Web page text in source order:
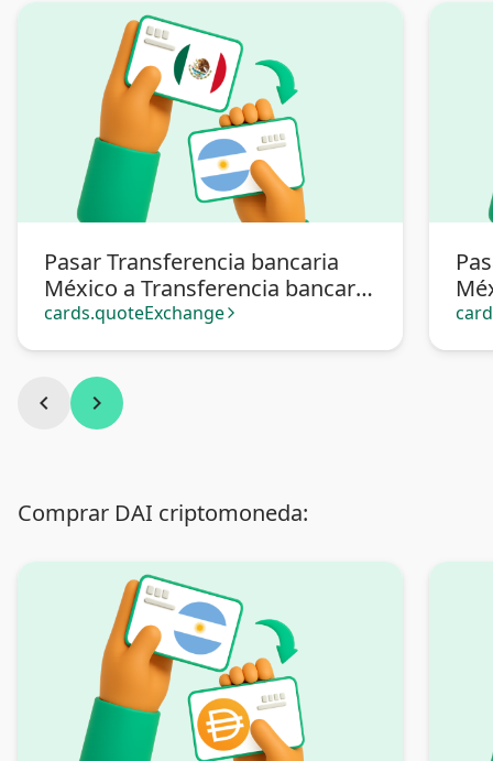
Pasar Transferencia bancaria
México a Transferencia bancaria
Argentina
cards.quoteExchange arrow_forward_ios
chevron_left chevron_right
Comprar DAI criptomoneda: